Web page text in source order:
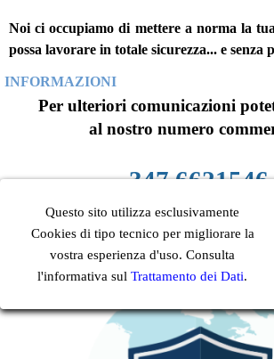
Questo sito utilizza esclusivamente
Cookies di tipo tecnico per migliorare la
vostra esperienza d'uso. Consulta
l'informativa sul Trattamento dei Dati.
Noi ci occupiamo di mettere a norma la
possa lavorare in totale sicurezza... e senza
INFORMAZIONI
Per ulteriori comunicazioni
al nostro numero
347 6621546
o inviare il modulo di richiesta
Sarete ricontattati nel più breve